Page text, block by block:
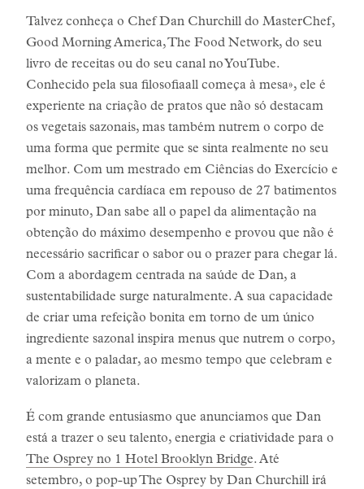
Talvez conheça o Chef Dan Churchill do MasterChef,
Good Morning America, The Food Network, do seu
livro de receitas ou do seu canal no YouTube.
Conhecido pela sua filosofiaall começa à mesa», ele é
experiente na criação de pratos que não só destacam
os vegetais sazonais, mas também nutrem o corpo de
uma forma que permite que se sinta realmente no seu
melhor. Com um mestrado em Ciências do Exercício e
uma frequência cardíaca em repouso de 27 batimentos
por minuto, Dan sabe all o papel da alimentação na
obtenção do máximo desempenho e provou que não é
necessário sacrificar o sabor ou o prazer para chegar lá.
Com a abordagem centrada na saúde de Dan, a
sustentabilidade surge naturalmente. A sua capacidade
de criar uma refeição bonita em torno de um único
ingrediente sazonal inspira menus que nutrem o corpo,
a mente e o paladar, ao mesmo tempo que celebram e
valorizam o planeta.
É com grande entusiasmo que anunciamos que Dan
está a trazer o seu talento, energia e criatividade para o
The Osprey no 1 Hotel Brooklyn Bridge. Até
setembro, o pop-up The Osprey by Dan Churchill irá